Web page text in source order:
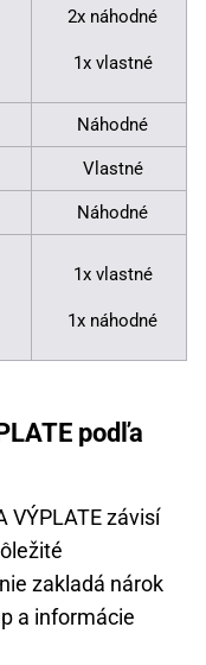
2x náhodné
1x vlastné
Náhodné
Vlastné
Náhodné
1x vlastné
1x náhodné
podľa
VÝPLATE závisí
zakladá nárok
a informácie